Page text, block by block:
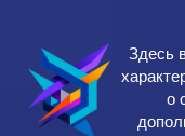
контенту
Здесь
о